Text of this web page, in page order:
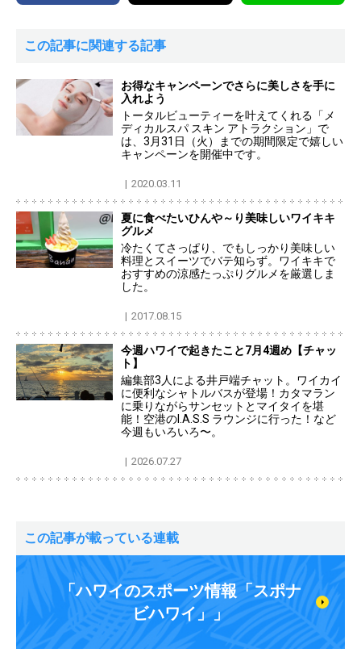
この記事に関連する記事
お得なキャンペーンでさらに美しさを手に
入れよう
トータルビューティーを叶えてくれる「メ
ディカルスパ スキン アトラクション」で
は、3月31日（火）までの期間限定で嬉しい
キャンペーンを開催中です。
2020.03.11
夏に食べたいひんや～り美味しいワイキキ
グルメ
冷たくてさっぱり、でもしっかり美味しい
料理とスイーツでバテ知らず。ワイキキで
おすすめの涼感たっぷりグルメを厳選しま
した。
2017.08.15
今週ハワイで起きたこと7月4週め【チャッ
ト】
編集部3人による井戸端チャット。ワイカイ
に便利なシャトルバスが登場！カタマラン
に乗りながらサンセットとマイタイを堪
能！空港のI.A.S.S ラウンジに行った！など
今週もいろいろ〜。
2026.07.27
この記事が載っている連載
「ハワイのスポーツ情報「スポナ
ビハワイ」」